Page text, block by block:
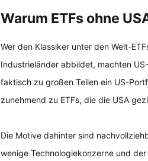
Warum ETFs ohne
Wer den Klassiker unter den Welt-
Industrieländer abbildet, machten
faktisch zu großen Teilen ein US-
zunehmend zu ETFs, die die USA
Die Motive dahinter sind
wenige Technologiekonzerne und